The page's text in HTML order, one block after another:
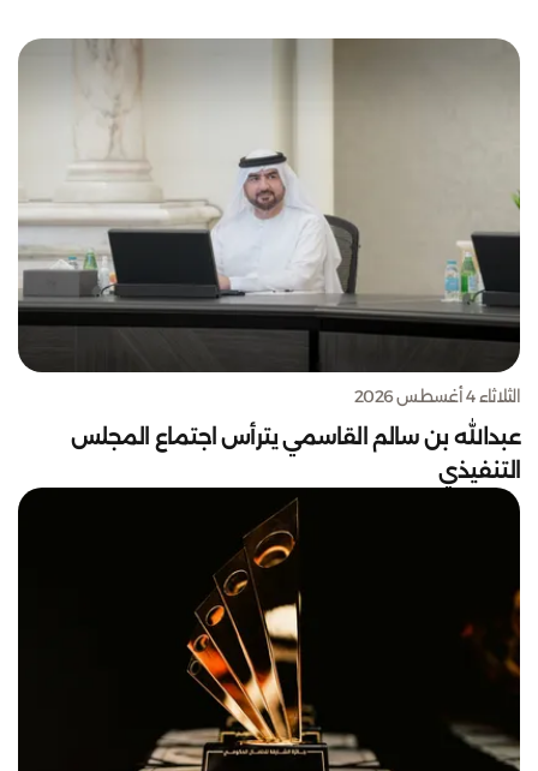
الثلاثاء 4 أغسطس 2026
عبدالله بن سالم القاسمي يترأس اجتماع المجلس
التنفيذي